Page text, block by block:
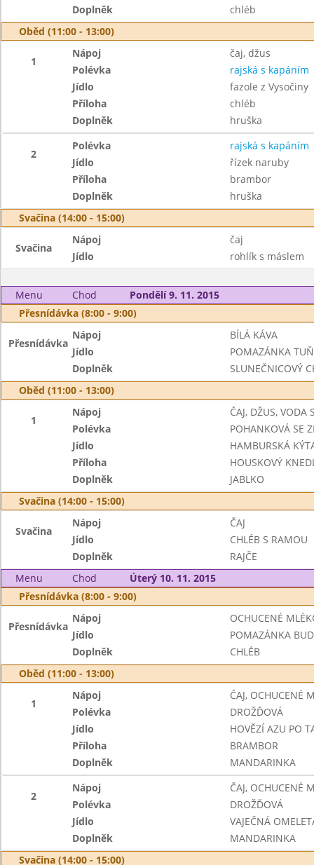
Doplněk
chléb
Oběd (11:00 - 13:00)
1
Nápoj
čaj, džus
Polévka
rajská s kapáním
Jídlo
fazole z Vysočiny
Příloha
chléb
Doplněk
hruška
2
Polévka
rajská s kapáním
Jídlo
řízek naruby
Příloha
brambor
Doplněk
hruška
Svačina (14:00 - 15:00)
Svačina
Nápoj
čaj
Jídlo
rohlík s máslem
Menu Chod
Pondělí 9. 11. 2015
Přesnídávka (8:00 - 9:00)
Přesnídávka
Nápoj
BÍLÁ KÁVA
Jídlo
POMAZÁNKA
Doplněk
SLUNEČNICOVÝ
Oběd (11:00 - 13:00)
1
Nápoj
ČAJ, DŽUS, VODA
Polévka
POHANKOVÁ SE
Jídlo
HAMBURSKÁ
Příloha
HOUSKOVÝ
Doplněk
JABLKO
Svačina (14:00 - 15:00)
Svačina
Nápoj
ČAJ
Jídlo
CHLÉB S RAMOU
Doplněk
RAJČE
Menu
Chod
Úterý 10. 11. 2015
Přesnídávka (8:00 - 9:00)
Přesnídávka
Nápoj
OCHUCENÉ
Jídlo
POMAZÁNKA
Doplněk
CHLÉB
Oběd (11:00 - 13:00)
1
Nápoj
ČAJ, OCHUCENÉ
Polévka
DROŽĎOVÁ
Jídlo
HOVĚZÍ AZU PO
Příloha
BRAMBOR
Doplněk
MANDARINKA
2
Nápoj
ČAJ, OCHUCENÉ
Polévka
DROŽĎOVÁ
Jídlo
VAJEČNÁ
Doplněk
MANDARINKA
Svačina (14:00 - 15:00)